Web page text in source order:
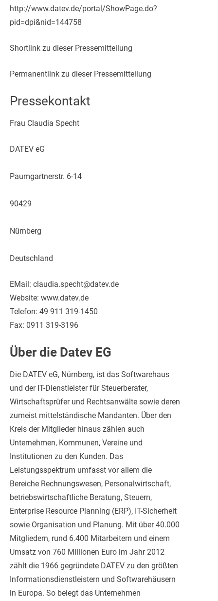
http://www.datev.de/portal/ShowPage.do?
pid=dpi&nid=144758
Shortlink zu dieser Pressemitteilung
Permanentlink zu dieser Pressemitteilung
Pressekontakt
Frau Claudia Specht
DATEV eG
Paumgartnerstr. 6-14
90429
Nürnberg
Deutschland
EMail: claudia.specht@datev.de
Website: www.datev.de
Telefon: 49 911 319-1450
Fax: 0911 319-3196
Über die Datev EG
Die DATEV eG, Nürnberg, ist das Softwarehaus
und der IT-Dienstleister für Steuerberater,
Wirtschaftsprüfer und Rechtsanwälte sowie deren
zumeist mittelständische Mandanten. Über den
Kreis der Mitglieder hinaus zählen auch
Unternehmen, Kommunen, Vereine und
Institutionen zu den Kunden. Das
Leistungsspektrum umfasst vor allem die
Bereiche Rechnungswesen, Personalwirtschaft,
betriebswirtschaftliche Beratung, Steuern,
Enterprise Resource Planning (ERP), IT-Sicherheit
sowie Organisation und Planung. Mit über 40.000
Mitgliedern, rund 6.400 Mitarbeitern und einem
Umsatz von 760 Millionen Euro im Jahr 2012
zählt die 1966 gegründete DATEV zu den größten
Informationsdienstleistern und Softwarehäusern
in Europa. So belegt das Unternehmen